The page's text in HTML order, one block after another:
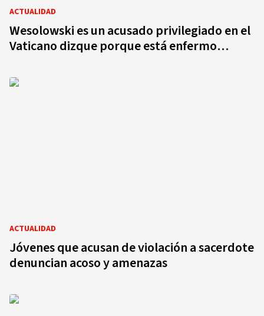
ACTUALIDAD
Wesolowski es un acusado privilegiado en el
Vaticano dizque porque está enfermo…
ACTUALIDAD
Jóvenes que acusan de violación a sacerdote
denuncian acoso y amenazas